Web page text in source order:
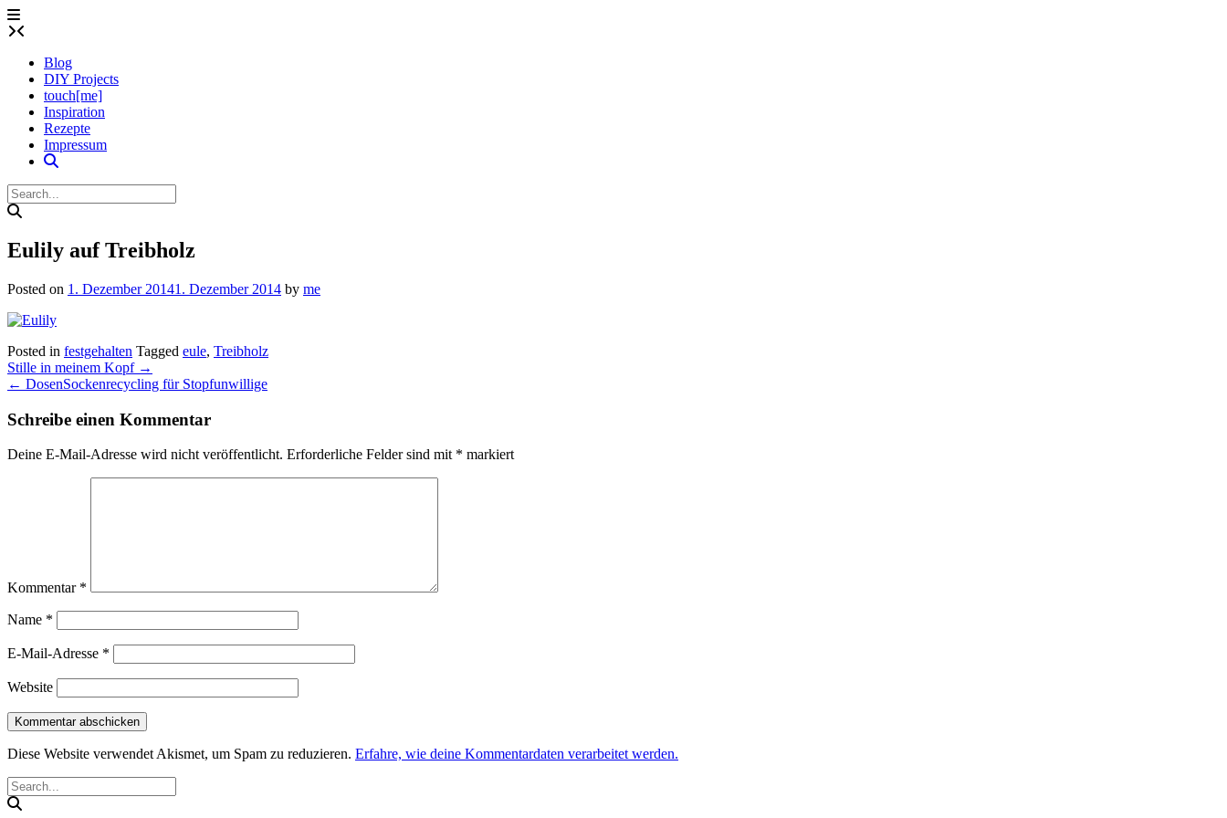
Skip
to
Blog
DIY Projects
touch[me]
Inspiration
Rezepte
Impressum
Eulily auf Treibholz
Posted on 1. Dezember 20141. Dezember 2014 by me
Posted in festgehalten Tagged eule, Treibholz
Post
navigation
Stille in meinem Kopf →
← DosenSockenrecycling für Stopfunwillige
Schreibe einen Kommentar
Deine E-Mail-Adresse wird nicht veröffentlicht. Erforderliche Felder sind mit * markiert
Kommentar *
Name *
E-Mail-Adresse *
Website
Diese Website verwendet Akismet, um Spam zu reduzieren. Erfahre, wie deine Kommentardaten verarbeitet werden.